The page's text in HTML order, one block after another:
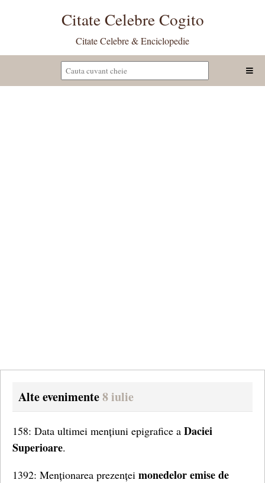
Citate Celebre Cogito
Citate Celebre & Enciclopedie
Alte evenimente8 iulie
158: Data ultimei mențiuni epigrafice a Daciei
Superioare.
1392: Menționarea prezenței monedelor emise de